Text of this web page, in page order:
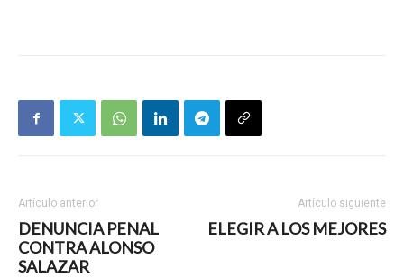
Artículo anterior
DENUNCIA PENAL
CONTRA ALONSO
SALAZAR
Artículo siguiente
ELEGIR A LOS MEJORES